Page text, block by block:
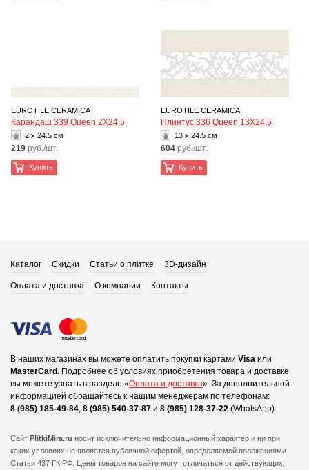
EUROTILE CERAMICA
Карандаш 339 Queen 2Х24,5
2 x 24.5 см
219 руб./шт.
Купить
EUROTILE CERAMICA
Плинтус 336 Queen 13Х24,5
13 x 24.5 см
604 руб./шт.
Купить
Каталог Скидки Статьи о плитке 3D-дизайн
Оплата и доставка О компании Контакты
В наших магазинах вы можете оплатить покупки картами Visa или
MasterCard . Подробнее об условиях приобретения товара и доставке
вы можете узнать в разделе «Оплата и доставка». За дополнительной
информацией обращайтесь к нашим менеджерам по телефонам:
8 (985) 185-49-84, 8 (985) 540-37-87 и 8 (985) 128-37-22 (WhatsApp).
Сайт PlitkiMira.ru носит исключительно информационный характер и ни при
каких условиях не является публичной офертой, определяемой положениями
Статьи 437 ГК РФ. Цены товаров на сайте могут отличаться от действующих.